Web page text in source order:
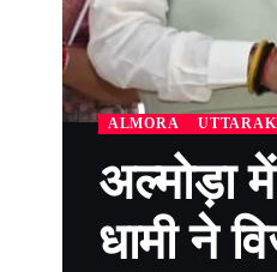
ALMORA
अल्मोड़ा
धामी ने